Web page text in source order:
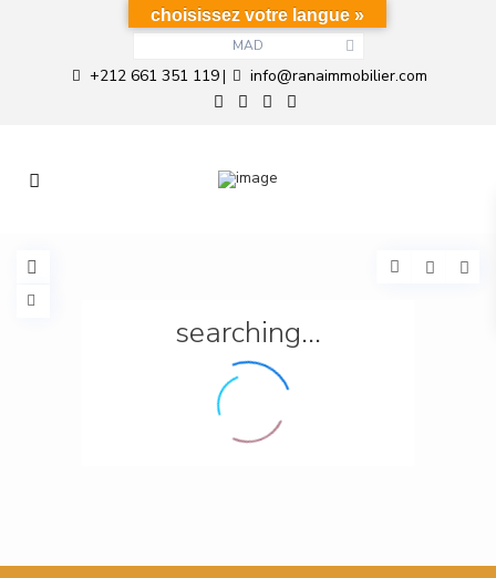
MAD
+212 661 351 119| info@ranaimmobilier.com
searching...
choisissez votre langue »